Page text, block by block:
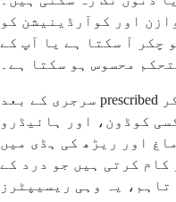
اور کوآرڈینیشن کو
چکر آ سکتا ہے یا آپ کے
محسوس ہو سکتا ہے۔
سرجری کے بعد prescribed درد کی دوائیں خاص طور پر چکر
کوڈون، اور ہائیڈرو
اور ریڑھ کی ہڈی میں
کام کرتی ہیں جو درد کے
یہ وہی ریسیپٹرز